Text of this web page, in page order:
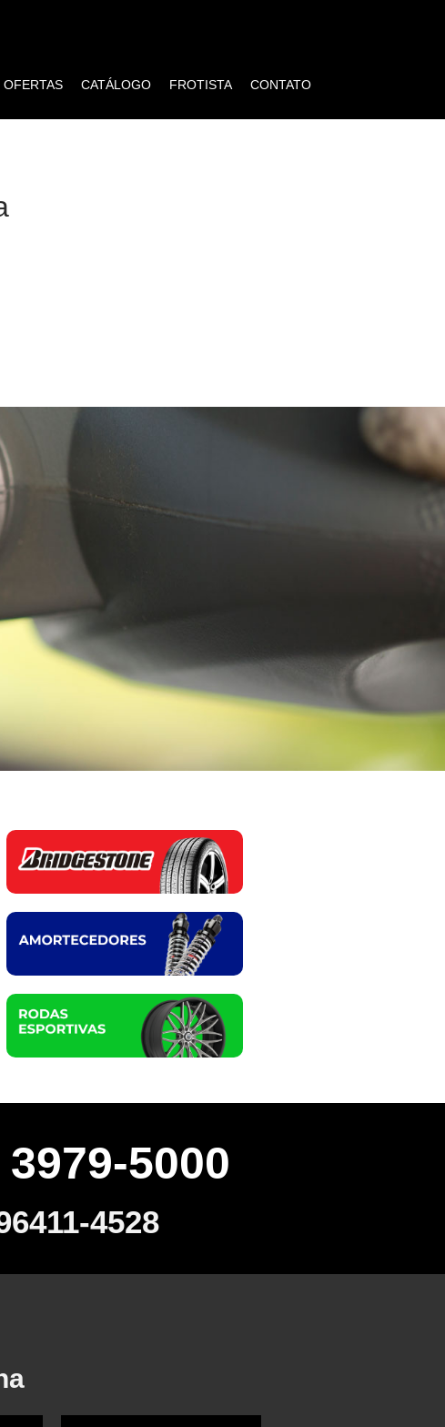
OFERTAS CATÁLOGO FROTISTA CONTATO
5000
4528